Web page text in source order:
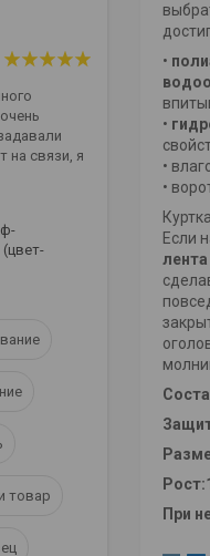
•
•
•
•
Если
При
на связи, я
товар